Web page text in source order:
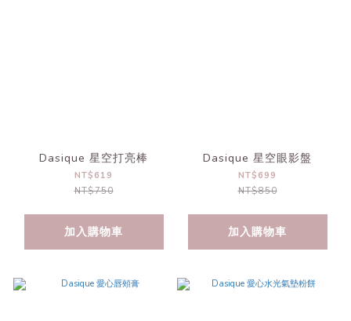
Dasique 星空打亮棒
NT$619
NT$750
加入購物車
Dasique 星空眼影盤
NT$699
NT$850
加入購物車